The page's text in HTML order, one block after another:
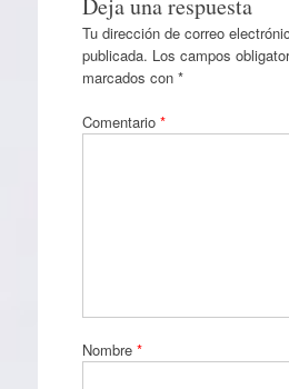
Deja una respuesta
Tu dirección de correo
publicada. Los campos
marcados con *
Comentario *
Nombre *